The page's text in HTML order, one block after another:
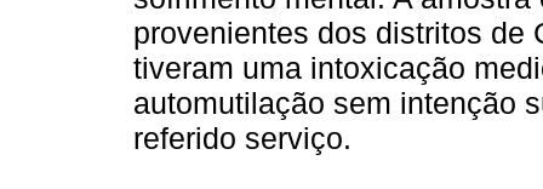
provenientes dos distritos de
tiveram uma intoxicação
automutilação sem intenção
referido serviço.